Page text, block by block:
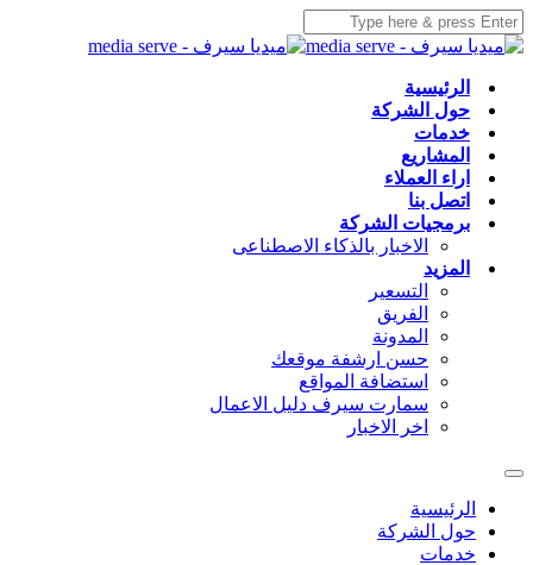
الرئيسية
حول الشركة
خدمات
المشاريع
اراء العملاء
اتصل بنا
برمجيات الشركة
الاخبار بالذكاء الاصطناعى
المزيد
التسعير
الفريق
المدونة
حسن ارشفة موقعك
استضافة المواقع
سمارت سيرف دليل الاعمال
اخر الاخبار
الرئيسية
حول الشركة
خدمات